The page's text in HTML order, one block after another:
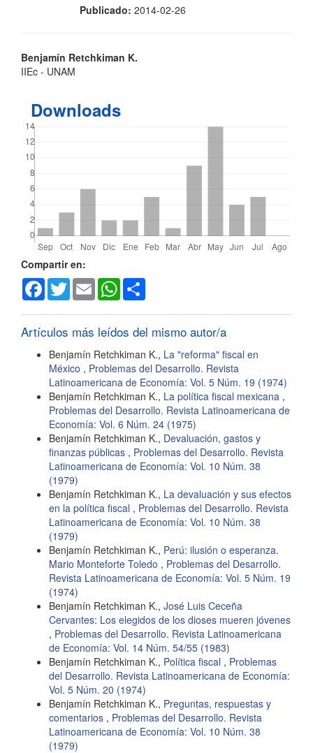
Publicado: 2014-02-26
Contenido
del
artículo
Benjamín Retchkiman K.
IIEc - UNAM
Downloads
Detalles
del
artículo
Compartir en:
Facebook
TwitterEmail WhatsApp
Artículos más leídos del mismo autor/a
Benjamín Retchkiman K., La "reforma" fiscal en
México , Problemas del Desarrollo. Revista
Latinoamericana de Economía: Vol. 5 Núm. 19 (1974)
Benjamín Retchkiman K., La política fiscal mexicana ,
Problemas del Desarrollo. Revista Latinoamericana de
Economía: Vol. 6 Núm. 24 (1975)
Benjamín Retchkiman K., Devaluación, gastos y
finanzas públicas , Problemas del Desarrollo. Revista
Latinoamericana de Economía: Vol. 10 Núm. 38
(1979)
Benjamín Retchkiman K., La devaluación y sus efectos
en la política fiscal , Problemas del Desarrollo. Revista
Latinoamericana de Economía: Vol. 10 Núm. 38
(1979)
Benjamín Retchkiman K., Perú: ilusión o esperanza.
Mario Monteforte Toledo , Problemas del Desarrollo.
Revista Latinoamericana de Economía: Vol. 5 Núm. 19
(1974)
Benjamín Retchkiman K., José Luis Ceceña
Cervantes: Los elegidos de los dioses mueren jóvenes
, Problemas del Desarrollo. Revista Latinoamericana
de Economía: Vol. 14 Núm. 54/55 (1983)
Benjamín Retchkiman K., Política fiscal , Problemas
del Desarrollo. Revista Latinoamericana de Economía:
Vol. 5 Núm. 20 (1974)
Benjamín Retchkiman K., Preguntas, respuestas y
comentarios , Problemas del Desarrollo. Revista
Latinoamericana de Economía: Vol. 10 Núm. 38
(1979)